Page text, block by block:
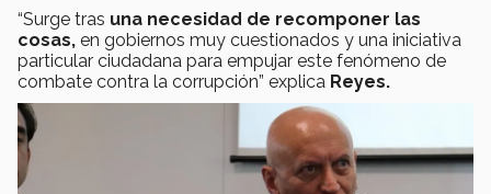
“Surge tras una necesidad de recomponer las
cosas, en gobiernos muy cuestionados y una iniciativa
particular ciudadana para empujar este fenómeno de
combate contra la corrupción” explica Reyes.